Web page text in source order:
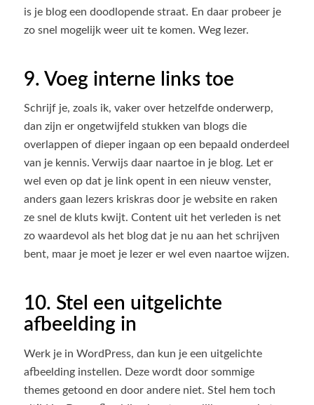
is je blog een doodlopende straat. En daar probeer je
zo snel mogelijk weer uit te komen. Weg lezer.
9. Voeg interne links toe
Schrijf je, zoals ik, vaker over hetzelfde onderwerp,
dan zijn er ongetwijfeld stukken van blogs die
overlappen of dieper ingaan op een bepaald onderdeel
van je kennis. Verwijs daar naartoe in je blog. Let er
wel even op dat je link opent in een nieuw venster,
anders gaan lezers kriskras door je website en raken
ze snel de kluts kwijt. Content uit het verleden is net
zo waardevol als het blog dat je nu aan het schrijven
bent, maar je moet je lezer er wel even naartoe wijzen.
10. Stel een uitgelichte
afbeelding in
Werk je in WordPress, dan kun je een uitgelichte
afbeelding instellen. Deze wordt door sommige
themes getoond en door andere niet. Stel hem toch